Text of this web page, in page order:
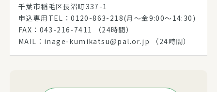
千葉市稲毛区長沼町337-1
申込専用TEL：0120-863-218(月～金9:00～14:30)
FAX：043-216-7411 （24時間）
MAIL：inage-kumikatsu@pal.or.jp （24時間）